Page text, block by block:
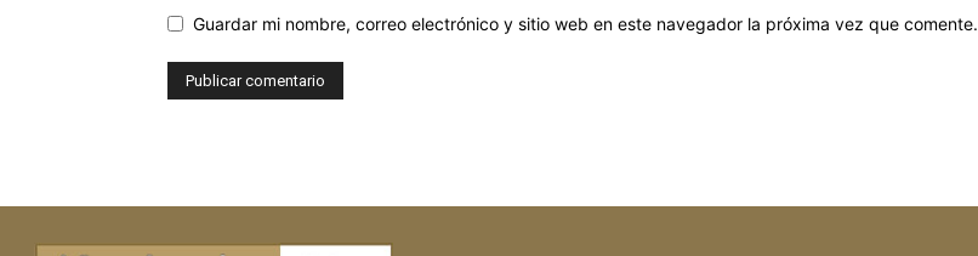
Guardar mi nombre, correo electrónico y sitio web en este navegador la próxima vez que comente.